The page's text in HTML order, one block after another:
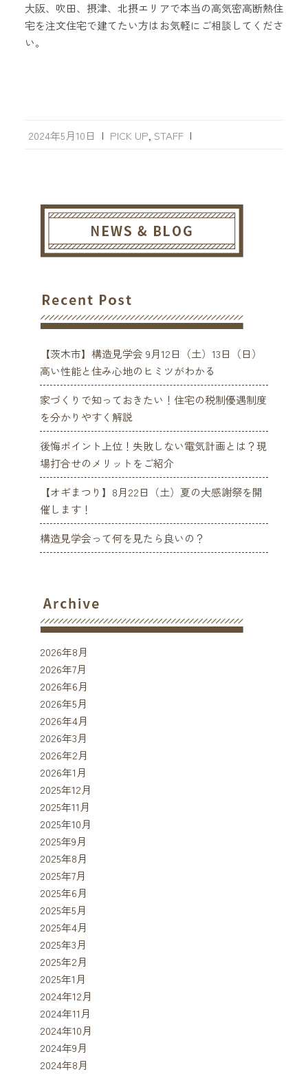
大阪、吹田、摂津、北摂エリアで本当の高気密高断熱住
宅を注文住宅で建てたい方はお気軽にご相談してくださ
い。
2024年5月10日 | PICK UP STAFF |
【茨木市】構造見学会 9月12日（土）13日（日）
高い性能と住み心地のヒミツがわかる
家づくりで知っておきたい！住宅の税制優遇制度
を分かりやすく解説
後悔ポイント上位！失敗しない電気計画とは？現
場打合せのメリットをご紹介
【オギまつり】8月22日（土）夏の大感謝祭を開
催します！
構造見学会って何を見たら良いの？
2026年8月
2026年7月
2026年6月
2026年5月
2026年4月
2026年3月
2026年2月
2026年1月
2025年12月
2025年11月
2025年10月
2025年9月
2025年8月
2025年7月
2025年6月
2025年5月
2025年4月
2025年3月
2025年2月
2025年1月
2024年12月
2024年11月
2024年10月
2024年9月
2024年8月